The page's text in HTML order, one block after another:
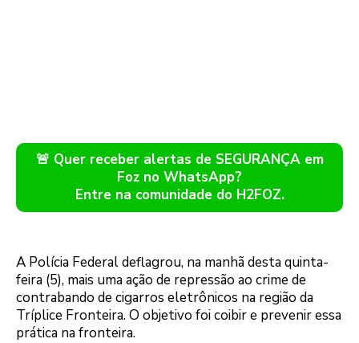
🚨 Quer receber alertas de SEGURANÇA em
Foz no WhatsApp?
Entre na comunidade do H2FOZ.
A Polícia Federal deflagrou, na manhã desta quinta-
feira (5), mais uma ação de repressão ao crime de
contrabando de cigarros eletrônicos na região da
Tríplice Fronteira. O objetivo foi coibir e prevenir essa
prática na fronteira.